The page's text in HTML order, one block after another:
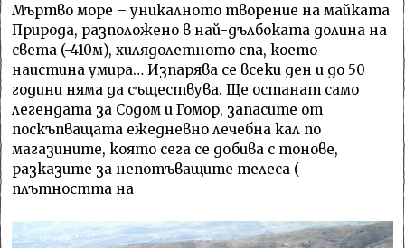
Мъртво море – уникалното творение на майката
Природа, разположено в най-дълбоката долина на
света (-410м), хилядолетното спа, което
наистина умира… Изпарява се всеки ден и до 50
години няма да съществува. Ще останат само
легендата за Содом и Гомор, запасите от
поскъпващата ежедневно лечебна кал по
магазините, която сега се добива с тонове,
разказите за непотъващите телеса (
плътността на